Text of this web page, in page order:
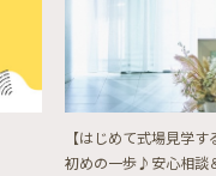
【はじめて式場見学す
初めの一歩♪安心相談